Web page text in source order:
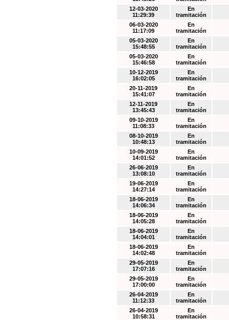
12-03-2020
11:29:39
En
tramitación
06-03-2020
11:17:09
En
tramitación
05-03-2020
15:48:55
En
tramitación
05-03-2020
15:46:58
En
tramitación
10-12-2019
16:02:05
En
tramitación
20-11-2019
15:41:07
En
tramitación
12-11-2019
13:45:43
En
tramitación
09-10-2019
11:08:33
En
tramitación
08-10-2019
10:48:13
En
tramitación
10-09-2019
14:01:52
En
tramitación
26-06-2019
13:08:10
En
tramitación
19-06-2019
14:27:14
En
tramitación
18-06-2019
14:06:34
En
tramitación
18-06-2019
14:05:28
En
tramitación
18-06-2019
14:04:01
En
tramitación
18-06-2019
14:02:48
En
tramitación
29-05-2019
17:07:16
En
tramitación
29-05-2019
17:00:00
En
tramitación
26-04-2019
11:12:33
En
tramitación
26-04-2019
10:58:31
En
tramitación